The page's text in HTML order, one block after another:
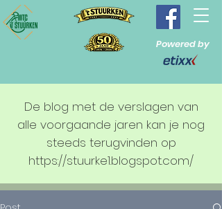
Powered by
De blog met de verslagen van
alle voorgaande jaren kan je nog
steeds terugvinden op
https://stuurke1.blogspot.com/